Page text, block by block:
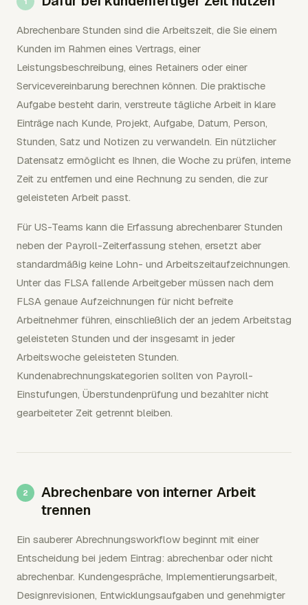
Abrechenbare Stunden sind die Arbeitszeit, die Sie einem
Kunden im Rahmen eines Vertrags, einer
Leistungsbeschreibung, eines Retainers oder einer
Servicevereinbarung berechnen können. Die praktische
Aufgabe besteht darin, verstreute tägliche Arbeit in klare
Einträge nach Kunde, Projekt, Aufgabe, Datum, Person,
Stunden, Satz und Notizen zu verwandeln. Ein nützlicher
Datensatz ermöglicht es Ihnen, die Woche zu prüfen, interne
Zeit zu entfernen und eine Rechnung zu senden, die zur
geleisteten Arbeit passt.
Für US-Teams kann die Erfassung abrechenbarer Stunden
neben der Payroll-Zeiterfassung stehen, ersetzt aber
standardmäßig keine Lohn- und Arbeitszeitaufzeichnungen.
Unter das FLSA fallende Arbeitgeber müssen nach dem
FLSA genaue Aufzeichnungen für nicht befreite
Arbeitnehmer führen, einschließlich der an jedem Arbeitstag
geleisteten Stunden und der insgesamt in jeder
Arbeitswoche geleisteten Stunden.
Kundenabrechnungskategorien sollten von Payroll-
Einstufungen, Überstundenprüfung und bezahlter nicht
gearbeiteter Zeit getrennt bleiben.
Abrechenbare von interner Arbeit
trennen
Ein sauberer Abrechnungsworkflow beginnt mit einer
Entscheidung bei jedem Eintrag: abrechenbar oder nicht
abrechenbar. Kundengespräche, Implementierungsarbeit,
Designrevisionen, Entwicklungsaufgaben und genehmigter